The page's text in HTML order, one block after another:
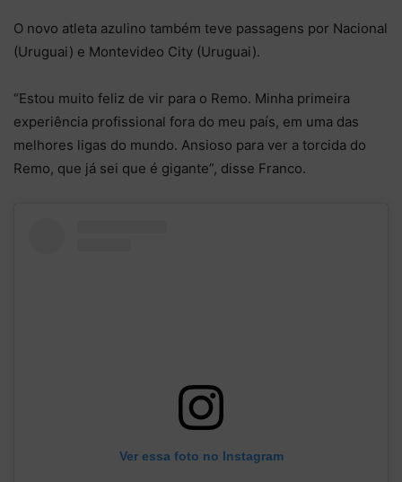
O novo atleta azulino também teve passagens por Nacional
(Uruguai) e Montevideo City (Uruguai).
“Estou muito feliz de vir para o Remo. Minha primeira
experiência profissional fora do meu país, em uma das
melhores ligas do mundo. Ansioso para ver a torcida do
Remo, que já sei que é gigante”, disse Franco.
Ver essa foto no Instagram